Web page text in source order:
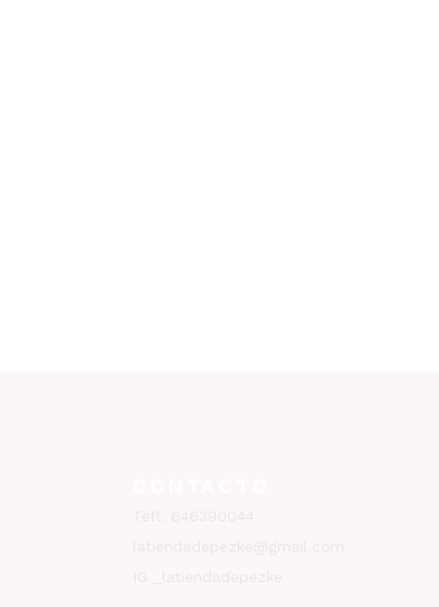
Tefl. 646390044
latiendadepezke@gmail.com
IG _latiendadepezke